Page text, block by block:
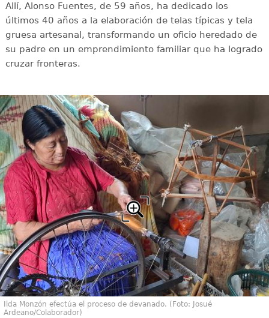
Allí, Alonso Fuentes, de 59 años, ha dedicado los
últimos 40 años a la elaboración de telas típicas y tela
gruesa artesanal, transformando un oficio heredado de
su padre en un emprendimiento familiar que ha logrado
cruzar fronteras.
Ilda Monzón efectúa el proceso de devanado. (Foto: Josué
Ardeano/Colaborador)